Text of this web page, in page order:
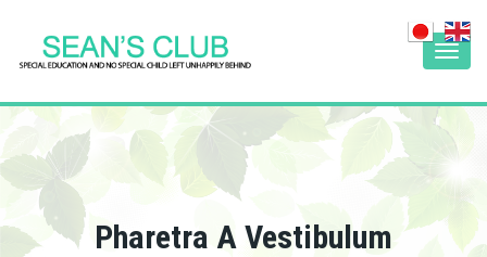
Pharetra A Vestibulum